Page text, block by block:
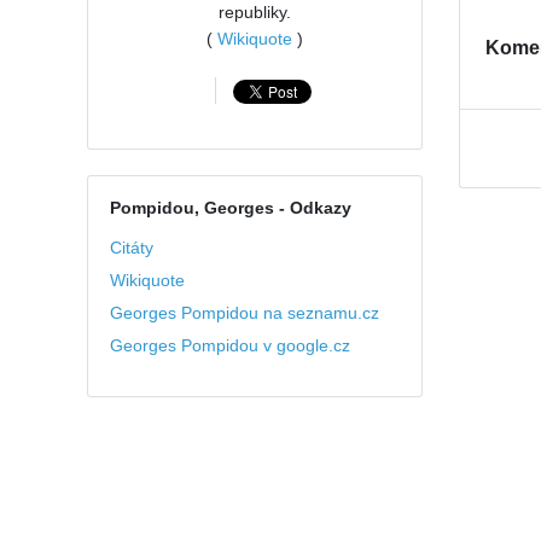
republiky.
( Wikiquote)
Pompidou, Georges- Odkazy
Citáty
Wikiquote
Georges Pompidou na seznamu.cz
Georges Pompidou v google.cz